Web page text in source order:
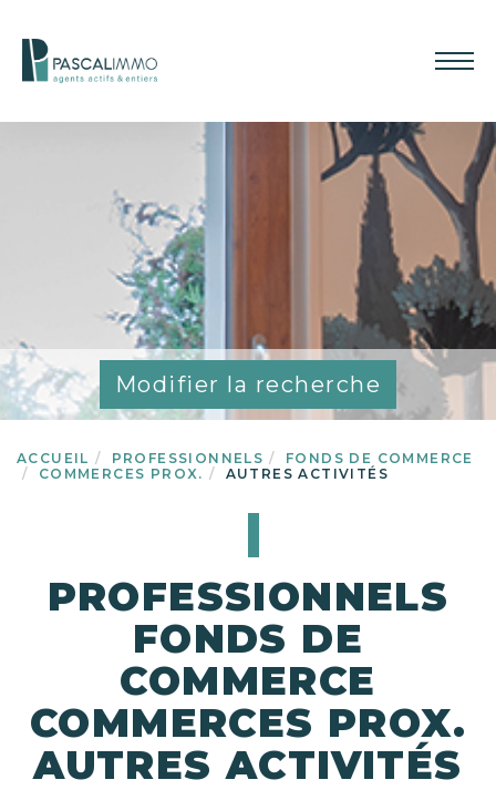
Modifier la recherche
ACCUEIL PROFESSIONNELS
FONDS DE COMMERCE
COMMERCES PROX.
AUTRES ACTIVITÉS
PROFESSIONNELS
FONDS DE
COMMERCE
COMMERCES PROX.
AUTRES ACTIVITÉS